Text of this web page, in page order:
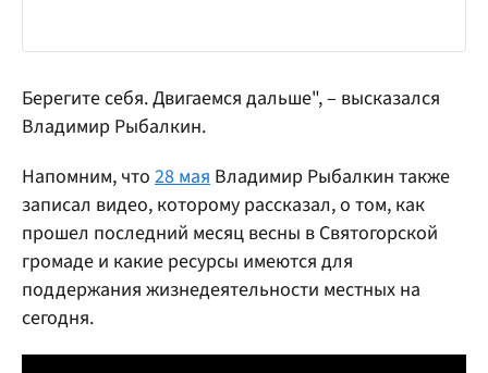
Берегите себя. Двигаемся дальше", – высказался
Владимир Рыбалкин.
Напомним, что 28 мая Владимир Рыбалкин также
записал видео, которому рассказал, о том, как
прошел последний месяц весны в Святогорской
громаде и какие ресурсы имеются для
поддержания жизнедеятельности местных на
сегодня.